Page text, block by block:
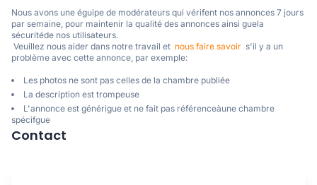
Nous avons une éguipe de modérateurs qui vérifent nos annonces 7 jours
par semaine, pour maintenir la qualité des annonces ainsi guela
sécuritéde nos utilisateurs.
Veuillez nous aider dans notre travail et nous faire savoir
  s'il y a un
problème avec cette annonce, par exemple:
Les photos ne sont pas celles de la chambre publiée
La description est trompeuse
L'annonce est générigue et ne fait pas référenceàune chambre
spécifgue
Contact